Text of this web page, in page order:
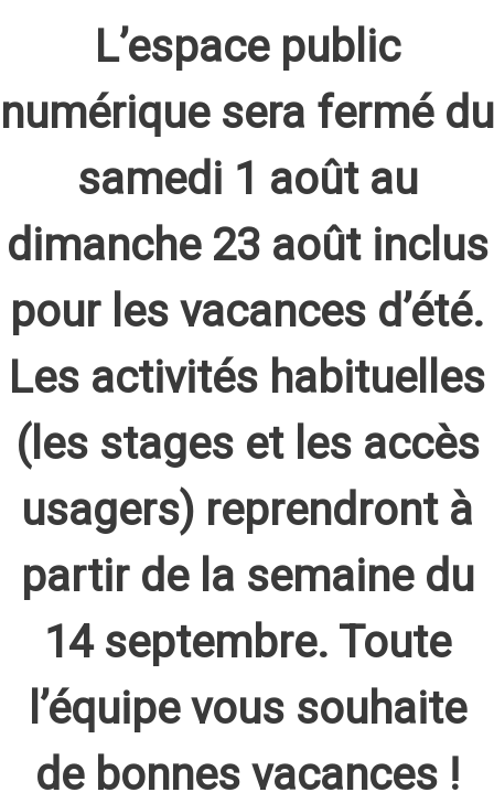
L’espace public
numérique sera fermé du
samedi 1 août au
dimanche 23 août inclus
pour les vacances d’été.
Les activités habituelles
(les stages et les accès
usagers) reprendront à
partir de la semaine du
14 septembre. Toute
l’équipe vous souhaite
de bonnes vacances !